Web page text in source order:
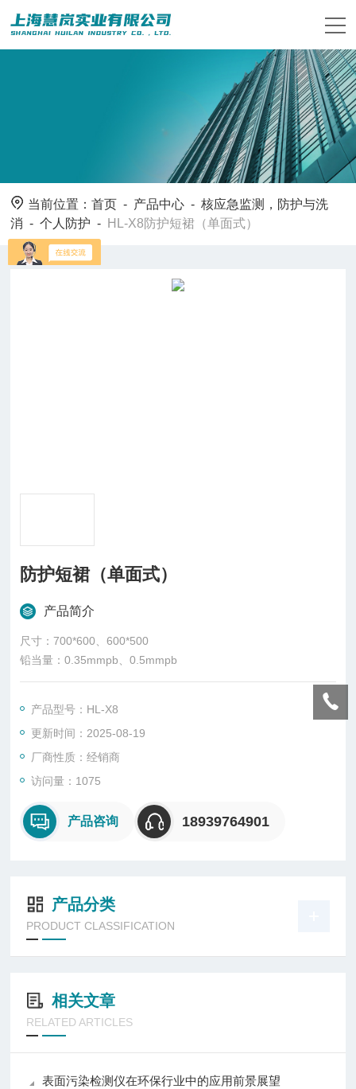
当前位置：首页 - 产品中心 -核应急监测，防护与洗
消 -个人防护 - HL-X8防护短裙（单面式）
防护短裙（单面式）
产品简介
尺寸：700*600、600*500
铅当量：0.35mmpb、0.5mmpb
产品型号：HL-X8
更新时间：2025-08-19
厂商性质：经销商
访问量：1075
产品咨询 18939764901
产品分类
PRODUCT CLASSIFICATION
相关文章
RELATED ARTICLES
表面污染检测仪在环保行业中的应用前景展望